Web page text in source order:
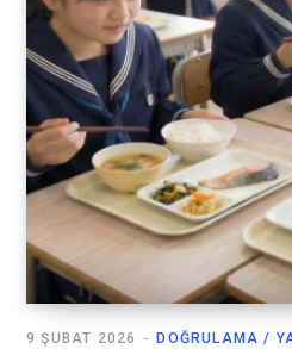
DOĞRULAMA /
9 ŞUBAT 2026